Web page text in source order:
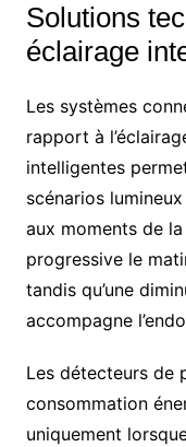
Solutions
éclairage
Les systèmes
rapport à
intelligentes
scénarios
aux moments de
progressive le
tandis qu’une
accompagne
Les détecteurs de
consommation
uniquement